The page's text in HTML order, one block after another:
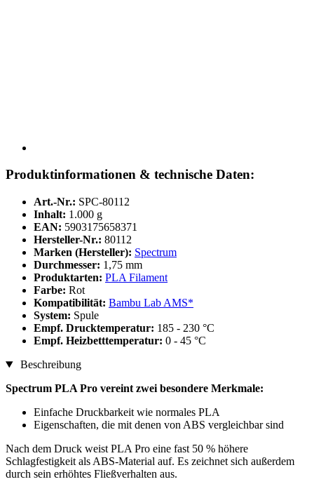
Produktinformationen & technische Daten:
Art.-Nr.: SPC-80112
Inhalt: 1.000 g
EAN: 5903175658371
Hersteller-Nr.: 80112
Marken (Hersteller): Spectrum
Durchmesser: 1,75 mm
Produktarten: PLA Filament
Farbe: Rot
Kompatibilität: Bambu Lab AMS*
System: Spule
Empf. Drucktemperatur: 185 - 230 °C
Empf. Heizbetttemperatur: 0 - 45 °C
Beschreibung
Spectrum PLA Pro vereint zwei besondere Merkmale:
Einfache Druckbarkeit wie normales PLA
Eigenschaften, die mit denen von ABS vergleichbar sind
Nach dem Druck weist PLA Pro eine fast 50 % höhere
Schlagfestigkeit als ABS-Material auf. Es zeichnet sich außerdem
durch sein erhöhtes Fließverhalten aus.